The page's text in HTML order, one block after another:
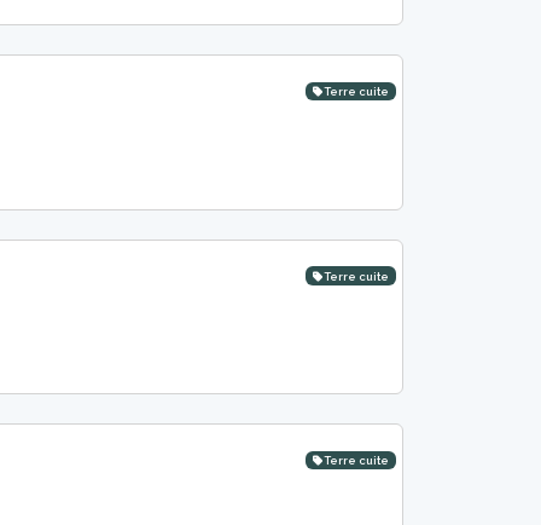
Terre cuite
Terre cuite
Terre cuite